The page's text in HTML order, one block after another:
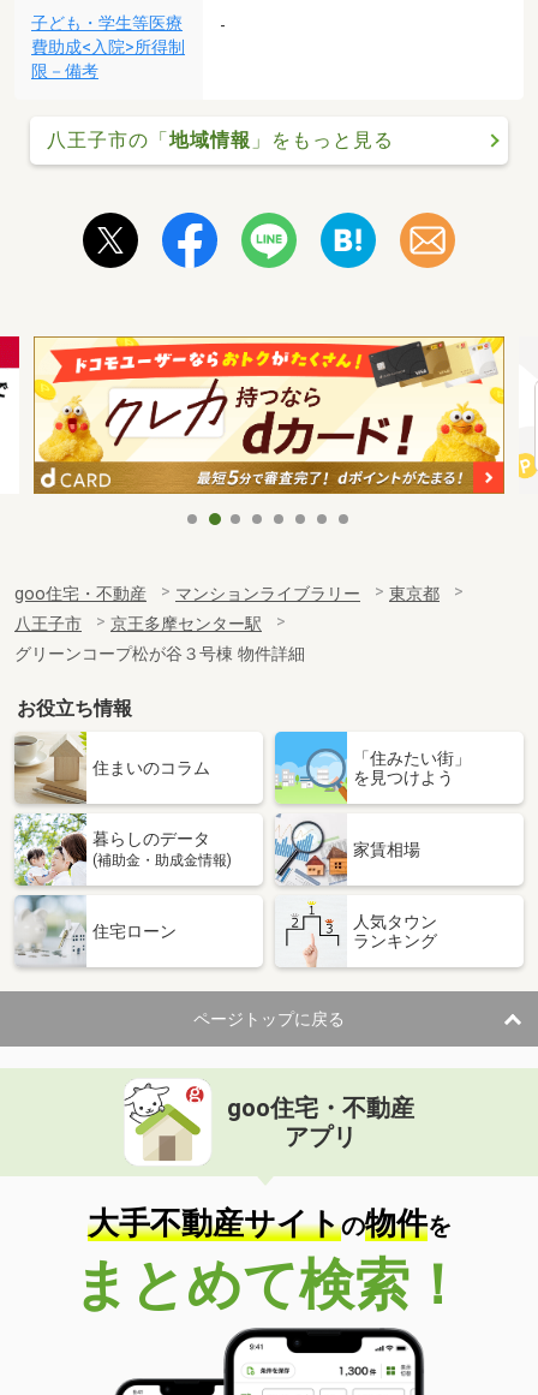
子ども・学生等医療
費助成<入院>所得制
限－備考
-
八王子市の「地域情報 」をもっと見る
goo住宅・不動産 マンションライブラリー
東京都
八王子市
京王多摩センター駅
グリーンコープ松が谷３号棟 物件詳細
お役立ち情報
住まいのコラム
「住みたい街」
を見つけよう
暮らしのデータ
(補助金・助成金情報)
家賃相場
住宅ローン
人気タウン
ランキング
ページトップに戻る
goo住宅・不動産
アプリ
大手不動産サイトの物件を
まとめて検索！